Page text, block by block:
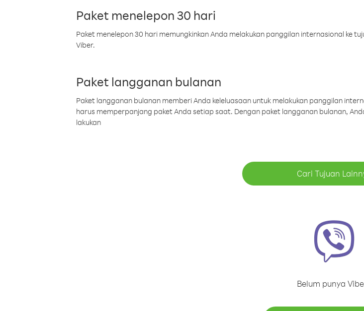
Paket menelepon 30 hari
Paket menelepon 30 hari memungkinkan Anda melakukan panggilan internasional ke
Viber.
Paket langganan bulanan
Paket langganan bulanan memberi Anda keleluasaan untuk melakukan panggilan
harus memperpanjang paket Anda setiap saat. Dengan paket langganan bulanan,
lakukan
Cari Tujuan
Belum punya